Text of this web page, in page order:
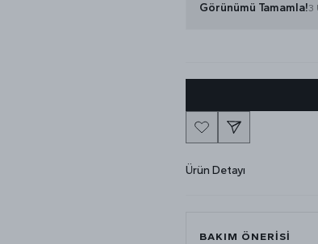
Görünümü Tamamla!3
Ürün Detayı
BAKIM ÖNERISI